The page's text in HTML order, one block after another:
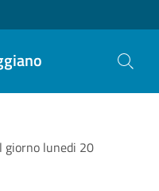
giorno lunedi 20